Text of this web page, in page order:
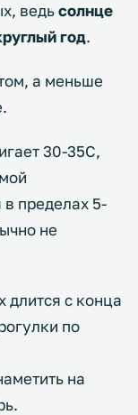
ведьсолнце
год.
а меньше
30-35С,
в пределах 5-
не
длится с конца
по
на